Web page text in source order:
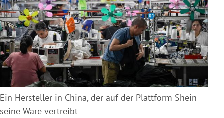
Ein Hersteller in China, der auf der Plattform Shein
seine Ware vertreibt